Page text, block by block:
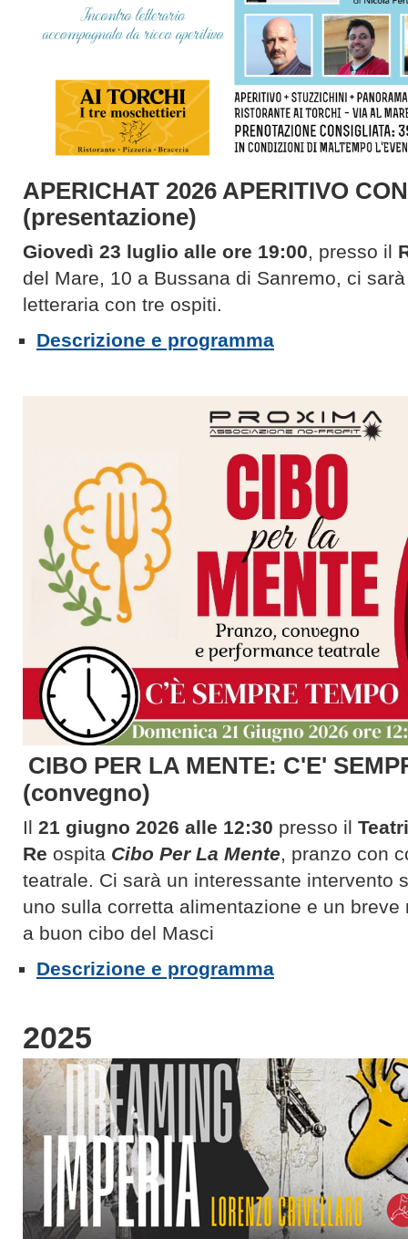
APERICHAT 2026 APERITIVO
(presentazione)
Giovedì 23 luglio alle ore 19:00, presso il
del Mare, 10 a Bussana di Sanremo, ci
letteraria con tre ospiti.
Descrizione e programma
CIBO PER LA MENTE: C'E'
(convegno)
Il 21 giugno 2026 alle 12:30 presso il
Re ospita Cibo Per La Mente, pranzo con
teatrale. Ci sarà un interessante intervento
uno sulla corretta alimentazione e un
a buon cibo del Masci
Descrizione e programma
2025